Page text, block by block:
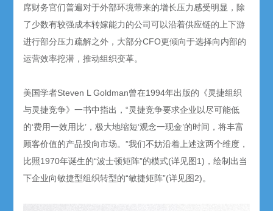
席财务官们普遍对于外部环境带来的增长压力感受明显，除
了少数有较强成本转嫁能力的公司可以沿着供应链的上下游
进行部分压力疏解之外，大部分CFO更倾向于选择向内部的
运营效率挖潜，推动组织变革。
美国学者Steven L Goldman曾在1994年出版的《灵捷组织
与灵捷竞争》一书中指出，“灵捷竞争要求企业以尽可能低
的‘费用一效用比’，极大地缩短‘观念一现金’的时间，将丰富
顾客价值的产品投向市场。”我们不妨沿着上述这两个维度，
比照1970年诞生的“波士顿矩阵”的模式(详见图1)，绘制出当
下企业向敏捷型组织转型的“敏捷矩阵”(详见图2)。